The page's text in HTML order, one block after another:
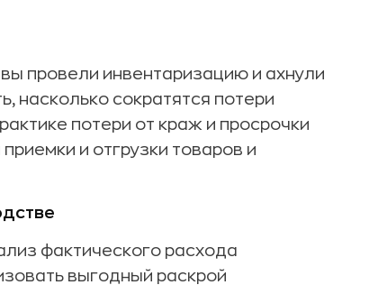
провели инвентаризацию и ахнули
насколько сократятся потери
потери от краж и просрочки
и отгрузки товаров и
фактического расхода
выгодный раскрой